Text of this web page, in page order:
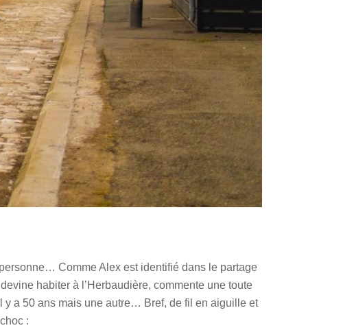
Comme Alex est identifié dans le partage
habiter à l’Herbaudière, commente une toute
y a 50 ans mais une autre… Bref, de fil en aiguille et
: